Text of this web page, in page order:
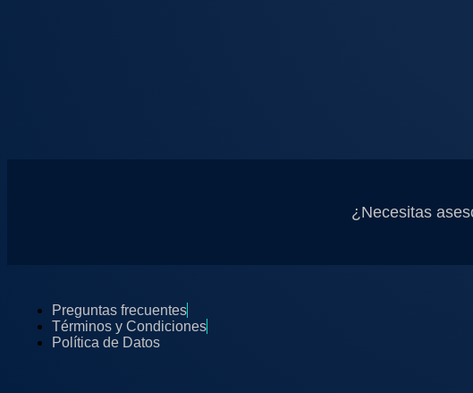
¿Necesitas
Preguntas frecuentes
Términos y Condiciones
Política de Datos